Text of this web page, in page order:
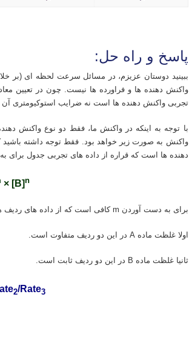
پاسخ و راه حل:
ببینید دوستان عزیزم، در مسائل سرعت لحظه ای (بر
واکنش دهنده ها و فراورده ها نیست. چون در تعیین
تجربی واکنش دهنده ها است نه ضرایب استوکیومتری آن
دهنده ها است که قراره از داده های تجربی جدول برای
× [B]n
برای به دست آوردن m کافی است که از داده های ردیف های دوم و سوم استفاده کنیم.
اولا غلظت ماده A در این دو ردیف متفاوت است.
ثانیا غلظت ماده B در این دو ردیف ثابت است.
2/Rate3